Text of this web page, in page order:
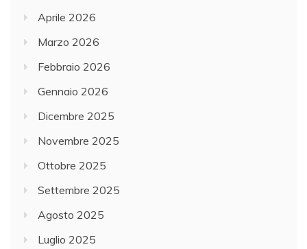
Aprile 2026
Marzo 2026
Febbraio 2026
Gennaio 2026
Dicembre 2025
Novembre 2025
Ottobre 2025
Settembre 2025
Agosto 2025
Luglio 2025